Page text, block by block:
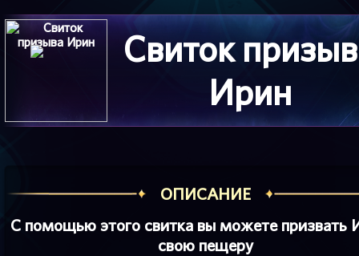
Свиток
Ирин
ОПИСАНИЕ
С помощью этого свитка вы можете призвать
свою пещеру